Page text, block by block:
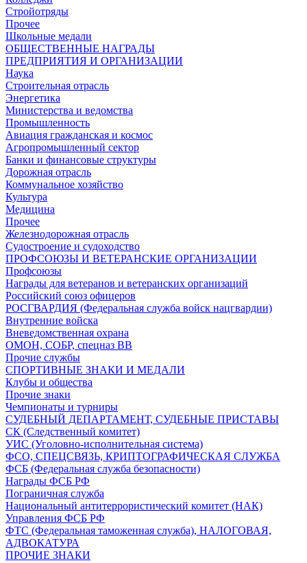
Стройотряды
Прочее
Школьные медали
ОБЩЕСТВЕННЫЕ НАГРАДЫ
ПРЕДПРИЯТИЯ И ОРГАНИЗАЦИИ
Наука
Строительная отрасль
Энергетика
Министерства и ведомства
Промышленность
Авиация гражданская и космос
Агропромышленный сектор
Банки и финансовые структуры
Дорожная отрасль
Коммунальное хозяйство
Культура
Медицина
Прочее
Железнодорожная отрасль
Судостроение и судоходство
ПРОФСОЮЗЫ И ВЕТЕРАНСКИЕ ОРГАНИЗАЦИИ
Профсоюзы
Награды для ветеранов и ветеранских организаций
Российский союз офицеров
РОСГВАРДИЯ (Федеральная служба войск нацгвардии)
Внутренние войска
Вневедомственная охрана
ОМОН, СОБР, спецназ ВВ
Прочие службы
СПОРТИВНЫЕ ЗНАКИ И МЕДАЛИ
Клубы и общества
Прочие знаки
Чемпионаты и турниры
СУДЕБНЫЙ ДЕПАРТАМЕНТ, СУДЕБНЫЕ ПРИСТАВЫ
СК (Следственный комитет)
УИС (Уголовно-исполнительная система)
ФСО, СПЕЦСВЯЗЬ, КРИПТОГРАФИЧЕСКАЯ СЛУЖБА
ФСБ (Федеральная служба безопасности)
Награды ФСБ РФ
Пограничная служба
Национальный антитеррористический комитет (НАК)
Управления ФСБ РФ
ФТС (Федеральная таможенная служба), НАЛОГОВАЯ,
АДВОКАТУРА
ПРОЧИЕ ЗНАКИ